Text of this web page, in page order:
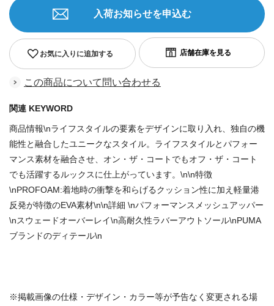
お気に入りに追加する
入荷お知らせを申込む
この商品について問い合わせる
関連 KEYWORD
商品情報\nライフスタイルの要素をデザインに取り入れ、独自の機
能性と融合したユニークなスタイル。ライフスタイルとパフォー
マンス素材を融合させ、オン・ザ・コートでもオフ・ザ・コート
でも活躍するルックスに仕上がっています。\n\n特徴
\nPROFOAM:着地時の衝撃を和らげるクッション性に加え軽量港
反発が特徴のEVA素材\n\n詳細 \nパフォーマンスメッシュアッパー
\nスウェードオーバーレイ\n高耐久性ラバーアウトソール\nPUMA
ブランドのディテール\n
※掲載画像の仕様・デザイン・カラー等が予告なく変更される場